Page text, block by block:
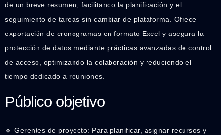
de un breve resumen, facilitando la planificación y el
seguimiento de tareas sin cambiar de plataforma. Ofrece
exportación de cronogramas en formato Excel y asegura la
protección de datos mediante prácticas avanzadas de control
de acceso, optimizando la colaboración y reduciendo el
tiempo dedicado a reuniones.
Público objetivo
🔹 Gerentes de proyecto: Para planificar, asignar recursos y